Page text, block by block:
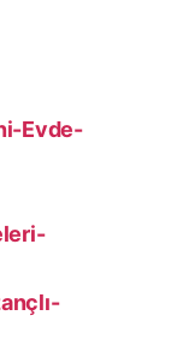
Evde-